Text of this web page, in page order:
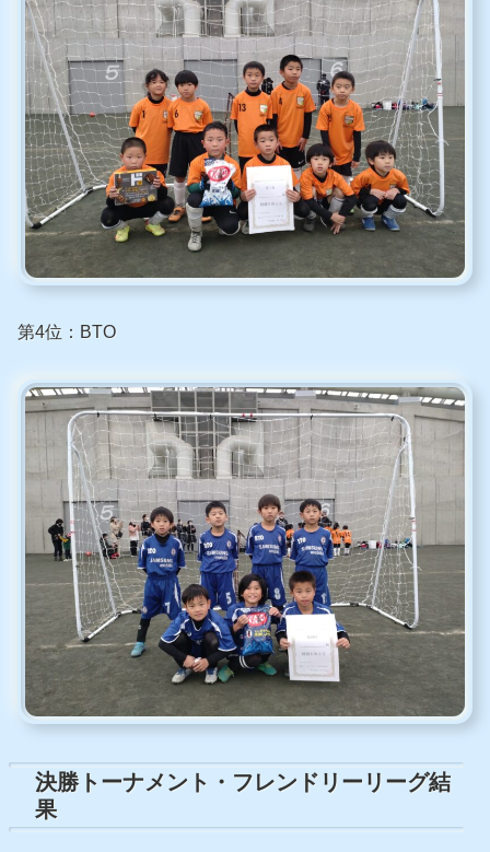
第4位：BTO
決勝トーナメント・フレンドリーリーグ結
果